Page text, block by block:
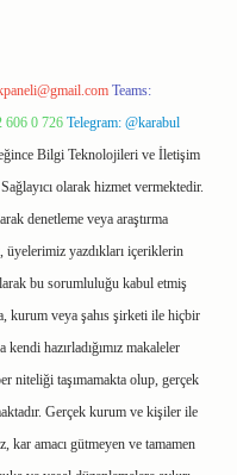
Teams:
606 0 726 Telegram: @karabul
Bilgi Teknolojileri ve İletişim
olarak hizmet vermektedir.
denetleme veya araştırma
yazdıkları içeriklerin
bu sorumluluğu kabul etmiş
kurum veya şahıs şirketi ile hiçbir
kendi hazırladığımız makaleler
niteliği taşımamakta olup, gerçek
Gerçek kurum ve kişiler ile
kar amacı gütmeyen ve tamamen